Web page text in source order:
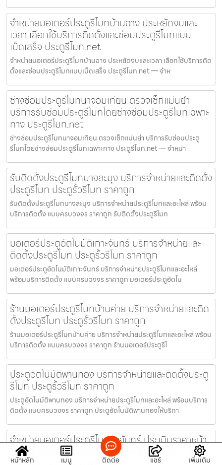
จำหน่ายมอเตอร์ประตูรีโมทบ้านฉาง ประหยัดงบและ
เวลา เลือกใช้บริการติดตั้งและซ่อมประตูรีโมทแบบ
เบ็ดเสร็จ ประตูรีโมท.net
จำหน่ายมอเตอร์ประตูรีโมทบ้านฉาง ประหยัดงบและเวลา เลือกใช้บริการติด
ตั้งและซ่อมประตูรีโมทแบบเบ็ดเสร็จ ประตูรีโมท.net — จำห
ช่างซ่อมประตูรีโมทนาจอมเทียน ตรวจเช็กแม่นยำ
บริการรับซ่อมประตูรีโมทโดยช่างซ่อมประตูรีโมทเฉพาะ
ทาง ประตูรีโมท.net
ช่างซ่อมประตูรีโมทนาจอมเทียน ตรวจเช็กแม่นยำ บริการรับซ่อมประตู
รีโมทโดยช่างซ่อมประตูรีโมทเฉพาะทาง ประตูรีโมท.net — จำหน่า
รับติดตั้งประตูรีโมทบางละมุง บริการจำหน่ายและติดตั้ง
ประตูรีโมท ประตูรั้วรีโมท ราคาถูก
รับติดตั้งประตูรีโมทบางละมุง บริการจำหน่ายประตูรีโมทและอะไหล่ พร้อม
บริการติดตั้ง แบบครบวงจร ราคาถูก รับติดตั้งประตูรีโมท
มอเตอร์ประตูอัตโนมัติเกาะจันทร์ บริการจำหน่ายและ
ติดตั้งประตูรีโมท ประตูรั้วรีโมท ราคาถูก
มอเตอร์ประตูอัตโนมัติเกาะจันทร์ บริการจำหน่ายประตูรีโมทและอะไหล่
พร้อมบริการติดตั้ง แบบครบวงจร ราคาถูก มอเตอร์ประตูอัตโน
ร้านมอเตอร์ประตูรีโมทบ้านค่าย บริการจำหน่ายและติด
ตั้งประตูรีโมท ประตูรั้วรีโมท ราคาถูก
ร้านมอเตอร์ประตูรีโมทบ้านค่าย บริการจำหน่ายประตูรีโมทและอะไหล่ พร้อม
บริการติดตั้ง แบบครบวงจร ราคาถูก ร้านมอเตอร์ประตูรีโ
ประตูอัตโนมัติพานทอง บริการจำหน่ายและติดตั้งประตู
รีโมท ประตูรั้วรีโมท ราคาถูก
ประตูอัตโนมัติพานทอง บริการจำหน่ายประตูรีโมทและอะไหล่ พร้อมบริการ
ติดตั้ง แบบครบวงจร ราคาถูก ประตูอัตโนมัติพานทองให้บริกา
จำหน่ายมอเตอร์ประตูรีโมทวังจันทร์ ประเมินราคาหน้า
งานฟรี รับซ่อมประตูรีโมทด่วนโดยช่างซ่อมประตูรีโมท
หน้าหลัก เมนู ติดต่อ แชร์ เพิ่มเติม